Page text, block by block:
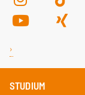
STUDIUM